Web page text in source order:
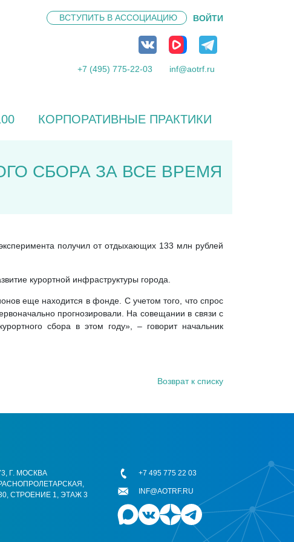
ВСТУПИТЬ В АССОЦИАЦИЮ ВОЙТИ
+7 (495) 775-22-03 inf@aotrf.ru
КОРПОРАТИВНЫЕ ПРАКТИКИ
СБОРА ЗА ВСЕ ВРЕМЯ
получил от отдыхающих 133 млн рублей
курортной инфраструктуры города.
еще находится в фонде. С учетом того, что спрос
прогнозировали. На совещании в связи с
сбора в этом году», – говорит начальник
Возврат к списку
Г. МОСКВА
СТРОЕНИЕ 1, ЭТАЖ 3
+7 495 775 22 03
INF@AOTRF.RU